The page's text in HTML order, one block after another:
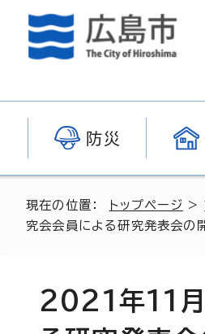
防災
現在の位置： トップページ >
究会会員による研究発表会の
2021年11月